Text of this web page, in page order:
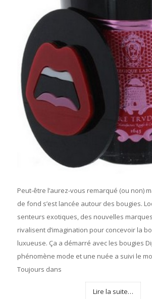
Peut-être l’aurez-vous remarqué (ou non)
de fond s’est lancée autour des bougies.
senteurs exotiques, des nouvelles
rivalisent d’imagination pour concevoir la
luxueuse. Ça a démarré avec les bougies
phénomène mode et une nuée a suivi le
Toujours dans
Lire la suite…